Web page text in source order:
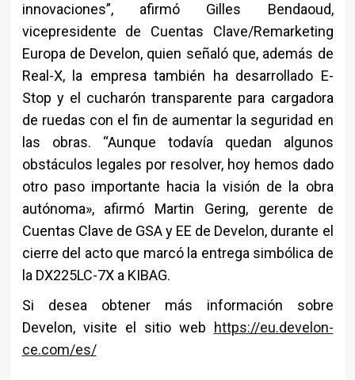
innovaciones”, afirmó Gilles Bendaoud,
vicepresidente de Cuentas Clave/Remarketing
Europa de Develon, quien señaló que, además de
Real-X, la empresa también ha desarrollado E-
Stop y el cucharón transparente para cargadora
de ruedas con el fin de aumentar la seguridad en
las obras. “Aunque todavía quedan algunos
obstáculos legales por resolver, hoy hemos dado
otro paso importante hacia la visión de la obra
autónoma», afirmó Martin Gering, gerente de
Cuentas Clave de GSA y EE de Develon, durante el
cierre del acto que marcó la entrega simbólica de
la DX225LC-7X a KIBAG.
Si desea obtener más información sobre
Develon, visite el sitio web https://eu.develon-
ce.com/es/